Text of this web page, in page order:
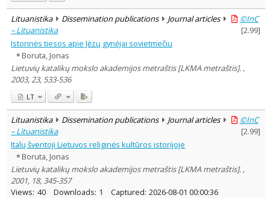
Lituanistika Dissemination publications Journal articles
©InC
– Lituanistika
[2.99]
Istorinės tiesos apie Jėzų gynėjai sovietmečiu
Boruta, Jonas
Lietuvių katalikų mokslo akademijos metraštis [LKMA metraštis]. ,
2003, 23, 533-536
LT
Lituanistika Dissemination publications Journal articles
©InC
– Lituanistika
[2.99]
Italų šventoji Lietuvos religinės kultūros istorijoje
Boruta, Jonas
Lietuvių katalikų mokslo akademijos metraštis [LKMA metraštis]. ,
2001, 18, 345-357
Views: 40 Downloads: 1 Captured: 2026-08-01 00:00:36